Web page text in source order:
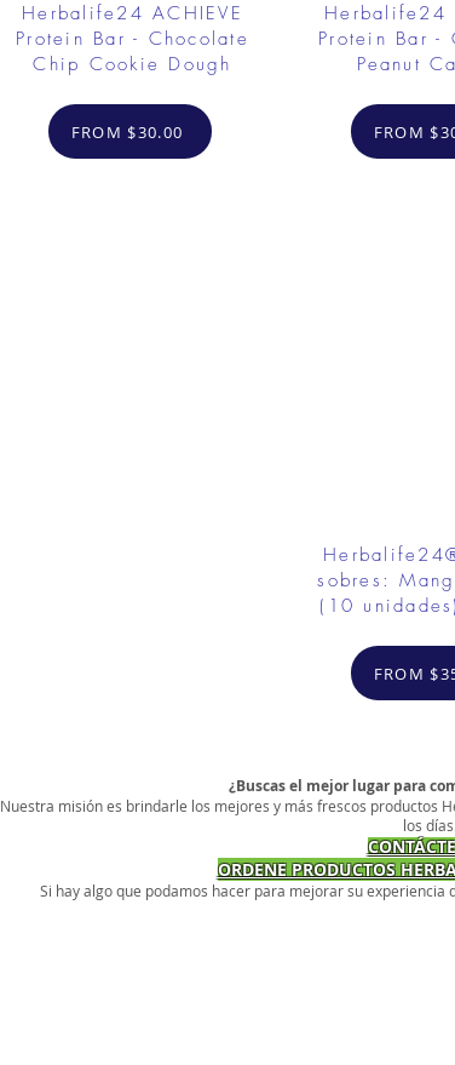
Herbalife24 ACHIEVE
Protein Bar - Chocolate
Chip Cookie Dough
FROM $30.00
Herbalife24
Protein Bar -
Peanut
FROM
sobres:
(10
FROM
¿Buscas el mejor lugar para
Nuestra misión es brindarle los mejores y más frescos productos
los días.
ORDENE PRODUCTOS
Si hay algo que podamos hacer para mejorar su experiencia